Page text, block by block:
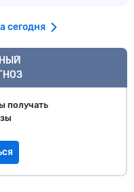
сегодня
получать